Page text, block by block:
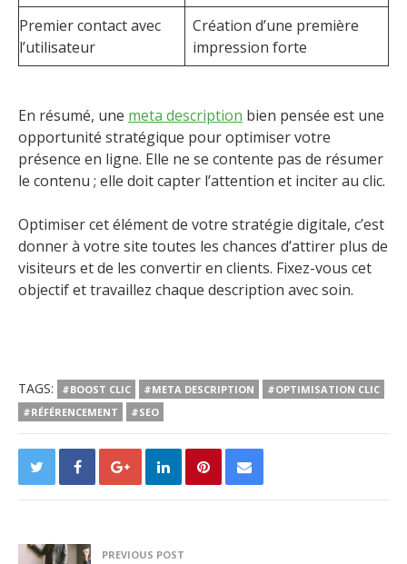
Premier contact avec
l’utilisateur
Création d’une première
impression forte
En résumé, une meta description bien pensée est une
opportunité stratégique pour optimiser votre
présence en ligne. Elle ne se contente pas de résumer
le contenu ; elle doit capter l’attention et inciter au clic.
Optimiser cet élément de votre stratégie digitale, c’est
donner à votre site toutes les chances d’attirer plus de
visiteurs et de les convertir en clients. Fixez-vous cet
objectif et travaillez chaque description avec soin.
TAGS: #BOOST CLIC #META DESCRIPTION
#OPTIMISATION CLIC
#RÉFÉRENCEMENT
#SEO
PREVIOUS POST